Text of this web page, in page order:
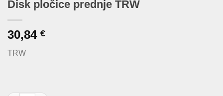
Disk pločice prednje TRW
30,84 €
TRW